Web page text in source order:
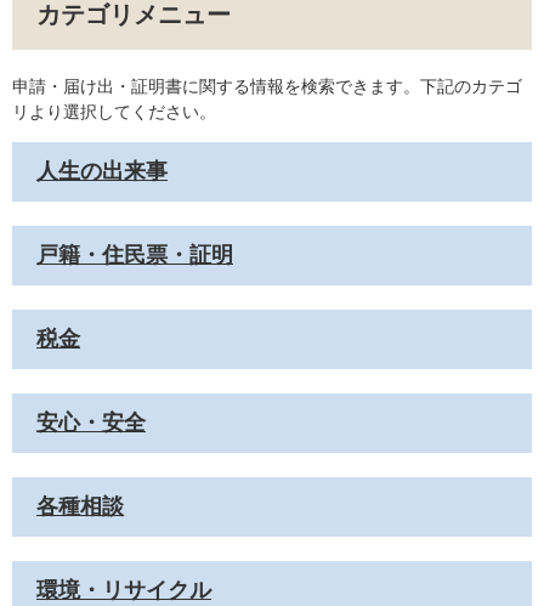
カテゴリメニュー
申請・届け出・証明書に関する情報を検索できます。下記のカテゴ
リより選択してください。
人生の出来事
戸籍・住民票・証明
税金
安心・安全
各種相談
環境・リサイクル